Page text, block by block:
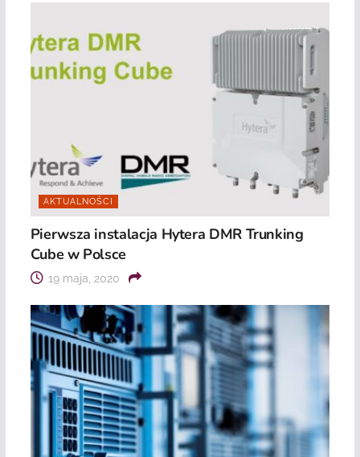
AKTUALNOŚCI
Pierwsza instalacja Hytera DMR Trunking
Cube w Polsce
19 maja, 2020